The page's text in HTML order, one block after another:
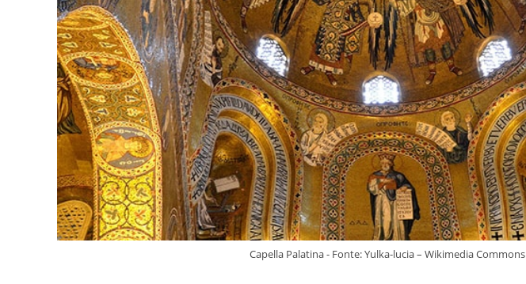
Capella Palatina - Fonte: Yulka-lucia – Wikimedia Commons